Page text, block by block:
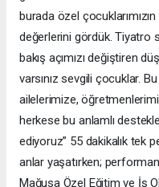
burada özel
değerlerini gördük. Tiyatro
bakış açımızı değiştiren
varsınız sevgili çocuklar.
ailelerimize,
herkese bu anlamlı
ediyoruz” 55 dakikalık tek
anlar yaşatırken;
Mağusa Özel Eğitim ve İş